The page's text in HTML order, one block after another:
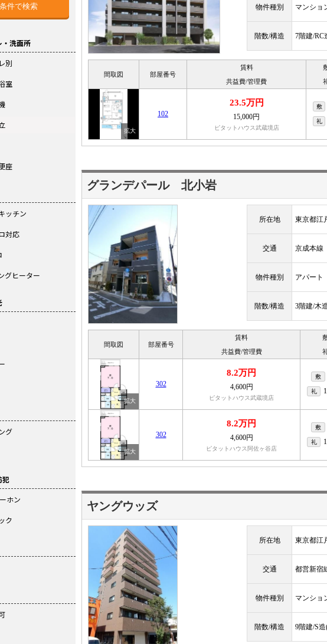
物件種別 マンショ
階数/構造 7階建/RC
間取図 部屋番号
賃料
共益費/管理費
102
23.5万円
15,000円
ピタットハウス武蔵境店
敷
礼
グランデパール 北小岩
所在地 東京都江
交通 京成本線
物件種別 アパート
階数/構造 3階建/木
間取図 部屋番号
賃料
共益費/管理費
302
8.2万円
4,600円
ピタットハウス武蔵境店
敷
礼
302
8.2万円
4,600円
ピタットハウス阿佐ヶ谷店
敷
礼
ヤングウッズ
所在地 東京都江
交通 都営新
物件種別 マンショ
階数/構造 9階建/S
洗面所
別
室
座
ッチン
対応
グヒーター
グ
ホン
ク